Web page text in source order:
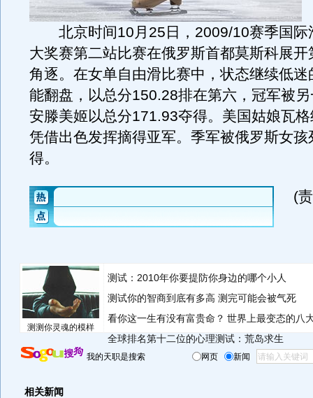
北京时间10月25日，2009/10赛季国际
大奖赛第二站比赛在俄罗斯首都莫斯科展开
角逐。在女单自由滑比赛中，状态继续低迷
能翻盘，以总分150.28排在第六，冠军被
安滕美姬以总分171.93夺得。美国姑娘瓦
凭借出色发挥摘得亚军。季军被俄罗斯女孩
得。
(
测测你灵魂的模样
测试：2010年你要提防你身边的哪个小人
测试你的智商到底有多高 测完可能会被气死
看你这一生有没有富贵命？ 世界上最变态的八
全球排名第十二位的心理测试：荒岛求生
我的天职是搜索 网页 新闻
相关新闻